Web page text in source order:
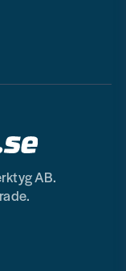
AB.